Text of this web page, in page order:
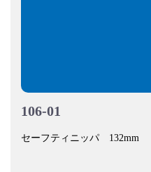
106-01
セーフティニッパ 132mm